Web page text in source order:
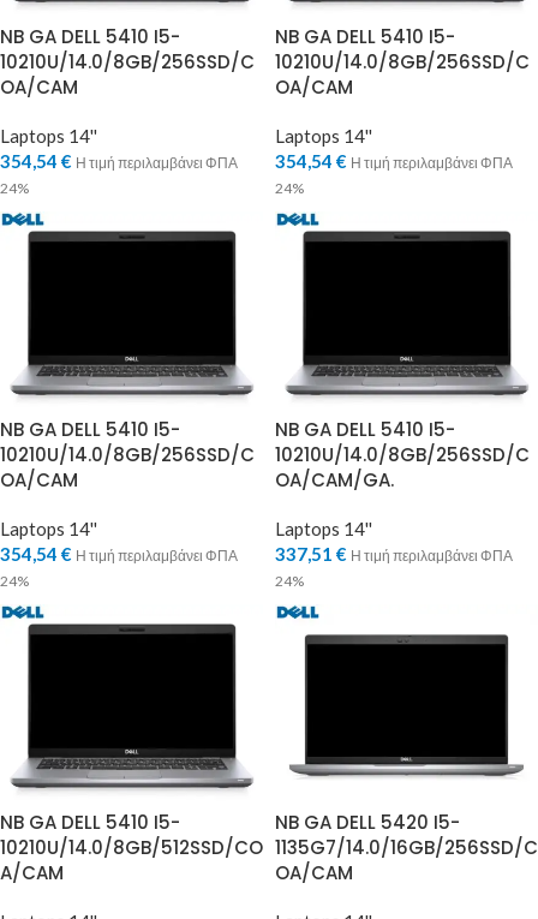
NB GA DELL 5410 I5-
10210U/14.0/8GB/256SSD/C
OA/CAM
Laptops 14''
354,54 € Η τιμή περιλαμβάνει ΦΠΑ
24%
NB GA DELL 5410 I5-
10210U/14.0/8GB/256SSD/C
OA/CAM
Laptops 14''
354,54 € Η τιμή περιλαμβάνει ΦΠΑ
24%
NB GA DELL 5410 I5-
10210U/14.0/8GB/256SSD/C
OA/CAM
Laptops 14''
354,54 € Η τιμή περιλαμβάνει ΦΠΑ
24%
NB GA DELL 5410 I5-
10210U/14.0/8GB/256SSD/C
OA/CAM/GA.
Laptops 14''
337,51 € Η τιμή περιλαμβάνει ΦΠΑ
24%
NB GA DELL 5410 I5-
10210U/14.0/8GB/512SSD/CO
A/CAM
NB GA DELL 5420 I5-
1135G7/14.0/16GB/256SSD/C
OA/CAM